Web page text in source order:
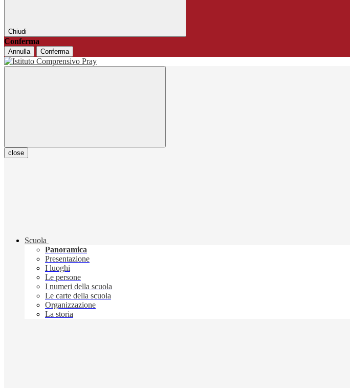
Chiudi
Conferma
Annulla Conferma
close
Scuola
Panoramica
Presentazione
I luoghi
Le persone
I numeri della scuola
Le carte della scuola
Organizzazione
La storia